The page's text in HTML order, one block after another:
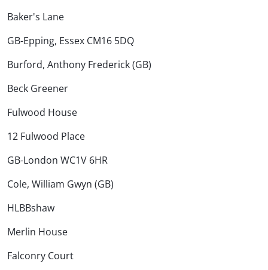
Baker's Lane
GB-Epping, Essex CM16 5DQ
Burford, Anthony Frederick (GB)
Beck Greener
Fulwood House
12 Fulwood Place
GB-London WC1V 6HR
Cole, William Gwyn (GB)
HLBBshaw
Merlin House
Falconry Court